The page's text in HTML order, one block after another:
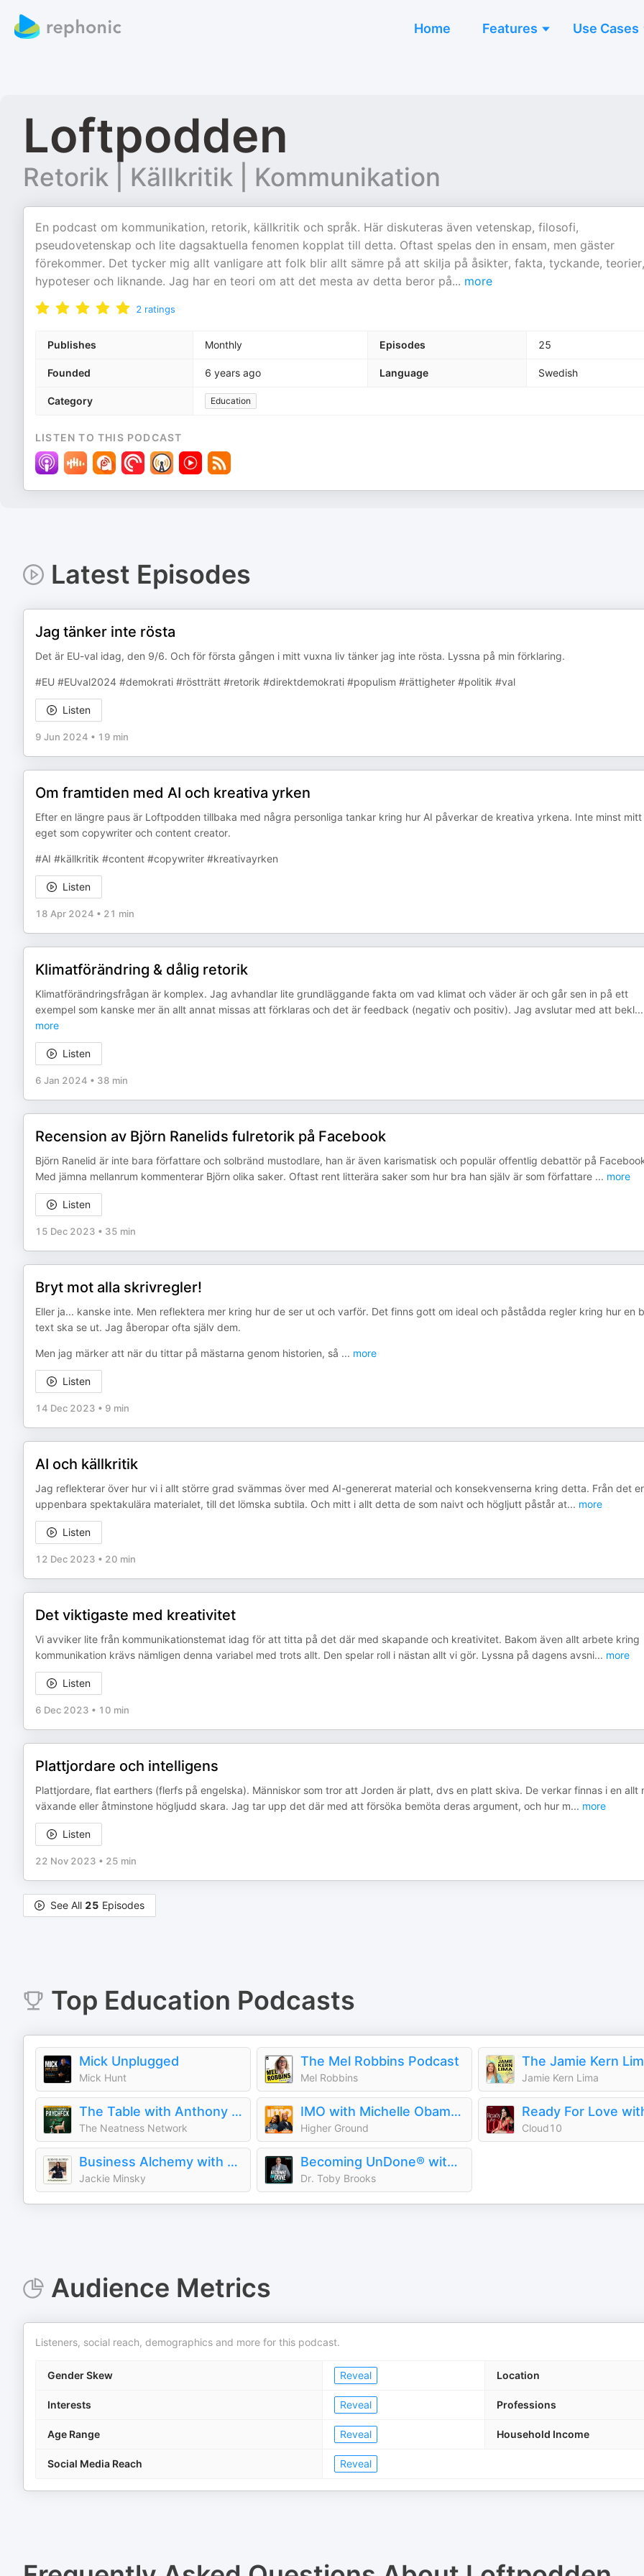
Home Features Use Cases
Loftpodden
Retorik | Källkritik | Kommunikation
En podcast om kommunikation, retorik, källkritik och språk. Här diskuteras även vetenskap, filosofi,
pseudovetenskap och lite dagsaktuella fenomen kopplat till detta. Oftast spelas den in ensam, men gäster
förekommer. Det tycker mig allt vanligare att folk blir allt sämre på att skilja på åsikter, fakta, tyckande, teorier,
hypoteser och liknande. Jag har en teori om att det mesta av detta beror på... more
2 ratings
Publishes Monthly Episodes 25
Founded 6 years ago Language Swedish
Category Education
LISTEN TO THIS PODCAST
Latest Episodes
Jag tänker inte rösta
Det är EU-val idag, den 9/6. Och för första gången i mitt vuxna liv tänker jag inte rösta. Lyssna på min förklaring.
#EU #EUval2024 #demokrati #röstträtt #retorik #direktdemokrati #populism #rättigheter #politik #val
Listen
9 Jun 2024 • 19 min
Om framtiden med AI och kreativa yrken
Efter en längre paus är Loftpodden tillbaka med några personliga tankar kring hur AI påverkar de kreativa yrkena. Inte minst mitt
eget som copywriter och content creator.
#AI #källkritik #content #copywriter #kreativayrken
Listen
18 Apr 2024 • 21 min
Klimatförändring & dålig retorik
Klimatförändringsfrågan är komplex. Jag avhandlar lite grundläggande fakta om vad klimat och väder är och går sen in på ett
exempel som kanske mer än allt annat missas att förklaras och det är feedback (negativ och positiv). Jag avslutar med att bekl...
more
Listen
6 Jan 2024 • 38 min
Recension av Björn Ranelids fulretorik på Facebook
Björn Ranelid är inte bara författare och solbränd mustodlare, han är även karismatisk och populär offentlig debattör på
Med jämna mellanrum kommenterar Björn olika saker. Oftast rent litterära saker som hur bra han själv är som författare ... more
Listen
15 Dec 2023 • 35 min
Bryt mot alla skrivregler!
Eller ja... kanske inte. Men reflektera mer kring hur de ser ut och varför. Det finns gott om ideal och påstådda regler kring hur en
text ska se ut. Jag åberopar ofta själv dem.
Men jag märker att när du tittar på mästarna genom historien, så ... more
Listen
14 Dec 2023 • 9 min
AI och källkritik
Jag reflekterar över hur vi i allt större grad svämmas över med AI-genererat material och konsekvenserna kring detta. Från det
uppenbara spektakulära materialet, till det lömska subtila. Och mitt i allt detta de som naivt och högljutt påstår at... more
Listen
12 Dec 2023 • 20 min
Det viktigaste med kreativitet
Vi avviker lite från kommunikationstemat idag för att titta på det där med skapande och kreativitet. Bakom även allt arbete kring
kommunikation krävs nämligen denna variabel med trots allt. Den spelar roll i nästan allt vi gör. Lyssna på dagens avsni... more
Listen
6 Dec 2023 • 10 min
Plattjordare och intelligens
Plattjordare, flat earthers (flerfs på engelska). Människor som tror att Jorden är platt, dvs en platt skiva. De verkar finnas i en allt
växande eller åtminstone högljudd skara. Jag tar upp det där med att försöka bemöta deras argument, och hur m... more
Listen
22 Nov 2023 • 25 min
See All 25 Episodes
Top Education Podcasts
Mick Unplugged
Mick Hunt
The Mel Robbins Podcast
Mel Robbins Jamie Kern Lima
The Table with Anthony ONeal
The Neatness Network
IMO with Michelle Obama and Craig Robinson
Higher Ground Cloud10
Business Alchemy with Jackie Minsky
Jackie Minsky
Becoming UnDone® with Dr. Toby Brooks
Dr. Toby Brooks
Audience Metrics
Listeners, social reach, demographics and more for this podcast.
Gender Skew Reveal Location
Interests Reveal Professions
Age Range Reveal Household Income
Social Media Reach Reveal